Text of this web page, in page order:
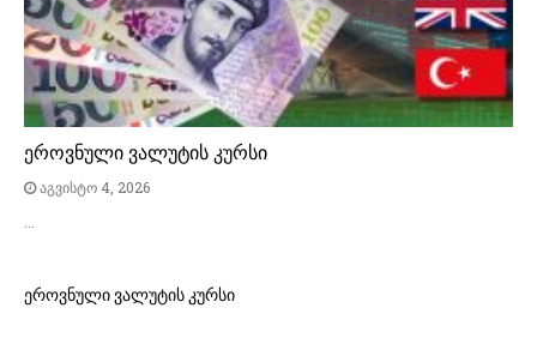
ეროვნული ვალუტის კურსი
აგვისტო 4, 2026
ეროვნული ვალუტის კურსი